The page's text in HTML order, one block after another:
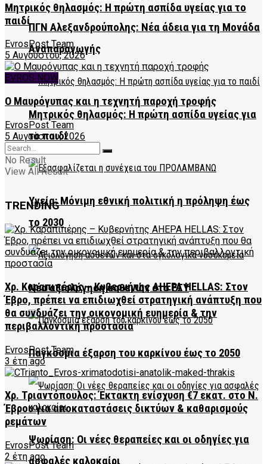
ΠΓΝ Αλεξανδρούπολης: Νέα άδεια για τη Μονάδα
Αναπαραγωγής
Μητρικός θηλασμός: Η πρώτη ασπίδα υγείας για
το παιδί
Υγεία: Μόνιμη εθνική πολιτική η πρόληψη έως
το 2030
Νέα αξιολόγηση ασθενών στο ΕΣΥ
Παγκόσμια έξαρση του καρκίνου έως το 2050
Ψωρίαση: Οι νέες θεραπείες και οι οδηγίες για
ασφαλές καλοκαίρι
Μητρικός θηλασμός: Η πρώτη ασπίδα υγείας για το
παιδί
EvrosPost Team
5 Αυγούστου, 2026
EVROS NOW
Ο Μαυρόγυπας και η τεχνητή παροχή τροφής
EvrosPost Team
5 Αυγούστου, 2026
No Result
View All Result
TRENDING
Χρ. Καραπιπέρης – Κυβερνήτης AHEPA HELLAS: Στον
Έβρο, πρέπει να επιδιωχθεί στρατηγική ανάπτυξη που
θα συνδυάζει την οικονομική ευημερία & την
περιβαλλοντική προστασία
EvrosPost Team
3 έτη ago
Χρ. Τριαντόπουλος: Έκτακτη ενίσχυση €7 εκατ. στο Ν.
Έβρου για αποκαταστάσεις δικτύων & καθαρισμούς
ρεμάτων
EvrosPost Team
2 έτη ago